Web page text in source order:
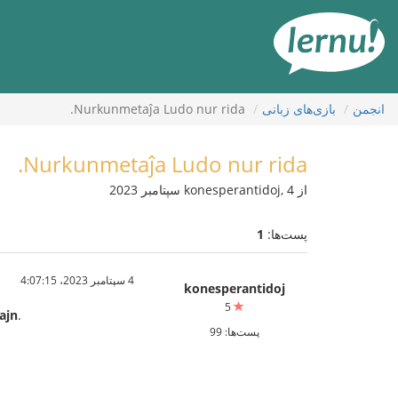
محتوا
انجمن بازی‌های زبانی Nurkunmetaĵa Ludo nur rida.
Nurkunmetaĵa Ludo nur rida.
از konesperantidoj, 4 سپتامبر 2023
پست‌ها: 1
konesperantidoj
5
پست‌ها: 99
4 سپتامبر 2023،‏ 4:07:15
.